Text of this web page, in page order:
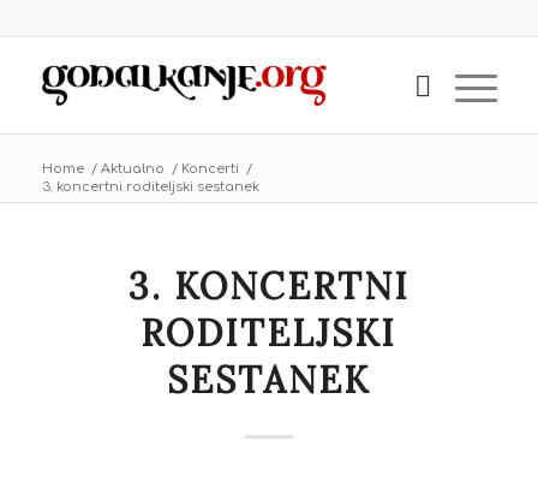
Home / Aktualno / Koncerti
/
3. koncertni roditeljski sestanek
3. KONCERTNI
RODITELJSKI
SESTANEK